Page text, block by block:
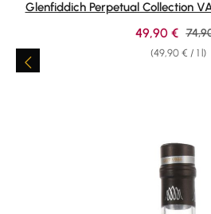
Glenfiddich Perpetual Collection
(49,90 € / 1 l)
Sale
49,90 €